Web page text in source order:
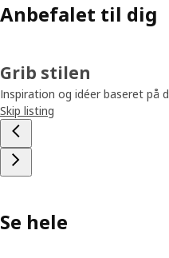
Anbefalet til dig
Grib stilen
Inspiration og idéer baseret på
Skip listing
Se hele